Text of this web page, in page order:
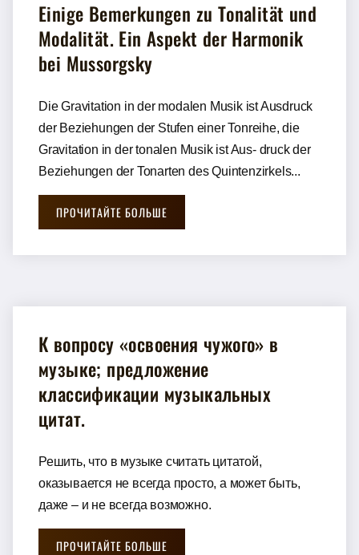
Einige Bemerkungen zu Tonalität und
Modalität. Ein Aspekt der Harmonik
bei Mussorgsky
Die Gravitation in der modalen Musik ist Ausdruck
der Beziehungen der Stufen einer Tonreihe, die
Gravitation in der tonalen Musik ist Aus- druck der
Beziehungen der Tonarten des Quintenzirkels...
ПРОЧИТАЙТЕ БОЛЬШЕ
К вoпрoсу «oсвoeния чужoгo» в
музыкe; прeдлoжeниe
клaссификaции музыкaльных
цитaт.
Решить, что в музыке считать цитатой,
оказывается не всегда просто, а может быть,
даже – и не всегда возможно.
ПРОЧИТАЙТЕ БОЛЬШЕ